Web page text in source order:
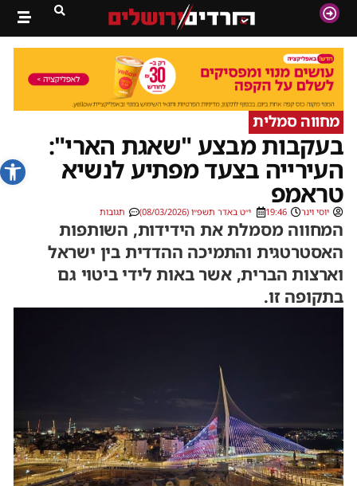
פתח
מחווה סמלית
בעקבות מבצע "שאגת הארי":
העירייה בצעד מפתיע לנשיא
טראמפ
יוסי וינר 19:46 י״ט באדר תשפ״ו (08/03/2026) תגובות
המחווה מסמלת את הידידות, השותפות
האסטרטגית והתמיכה ההדדית בין ישראל
וארצות הברית, אשר באות לידי ביטוי גם
בתקופה זו.